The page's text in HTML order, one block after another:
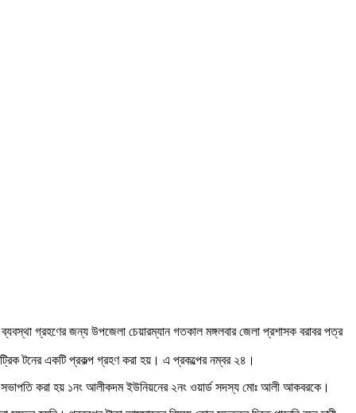
গ্রহণের জন্য উপজেলা চেয়ারম্যান গতকাল মঙ্গলবার জেলা প্রশাসক বরাবর পত্র
টনের একটি প্রকল্প গ্রহণ করা হয়। এ প্রকল্পের নম্বর ২৪।
সভাপতি করা হয় ১নং আলীকদম ইউনিয়নের ২নং ওয়ার্ড সদস্য মোঃ আলী আকবরকে।